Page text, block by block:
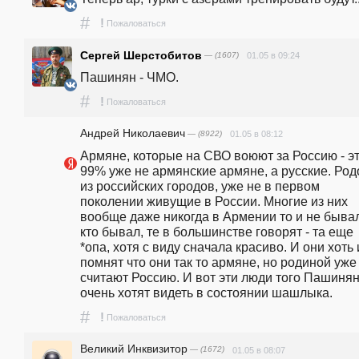
# ! Пожаловаться
Сергей Шерстобитов — (1607) 01.05 в 09:24
Пашинян - ЧМО.
# ! Пожаловаться
Андрей Николаевич — (8922) 01.05 в 08:12
Армяне, которые на СВО воюют за Россию -
99% уже не армянские армяне, а русские.
из российских городов, уже не в первом
поколении живущие в России. Многие из них
вообще даже никогда в Армении то и не
кто бывал, те в большинстве говорят - та еще
*опа, хотя с виду сначала красиво. И они хоть
помнят что они так то армяне, но родиной уже
считают Россию. И вот эти люди того
очень хотят видеть в состоянии шашлыка.
# ! Пожаловаться
Великий Инквизитор — (1672) 01.05 в 08:07